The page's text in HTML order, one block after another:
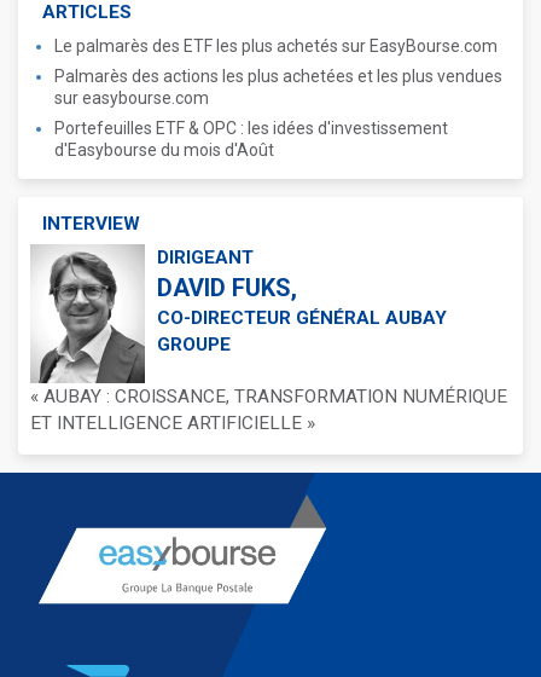
ARTICLES
Le palmarès des ETF les plus achetés sur EasyBourse.com
Palmarès des actions les plus achetées et les plus vendues
sur easybourse.com
Portefeuilles ETF & OPC : les idées d'investissement
d'Easybourse du mois d'Août
INTERVIEW
DIRIGEANT
DAVID FUKS,
CO-DIRECTEUR GÉNÉRAL AUBAY
GROUPE
« AUBAY : CROISSANCE, TRANSFORMATION NUMÉRIQUE
ET INTELLIGENCE ARTIFICIELLE »